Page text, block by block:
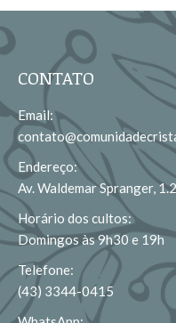
CONTATO
Email:
Endereço:
Av. Waldemar Spranger,
Horário dos cultos:
Domingos às 9h30 e 19h
Telefone:
(43) 3344-0415